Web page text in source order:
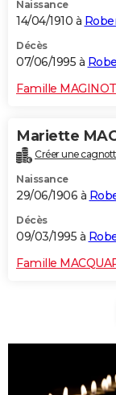
Naissance
14/04/1910 à
Décès
07/06/1995 à
Famille MAGINOT
Mariette
Créer une
Naissance
29/06/1906 à
Décès
09/03/1995 à
Famille